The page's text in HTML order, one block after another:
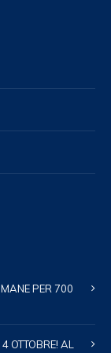
PER 700
OTTOBRE! AL